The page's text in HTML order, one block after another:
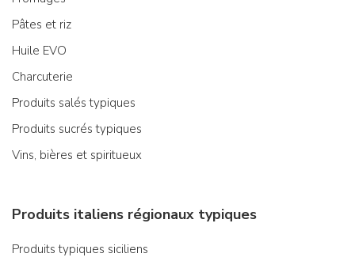
Pâtes et riz
Huile EVO
Charcuterie
Produits salés typiques
Produits sucrés typiques
Vins, bières et spiritueux
Produits italiens régionaux typiques
Produits typiques siciliens